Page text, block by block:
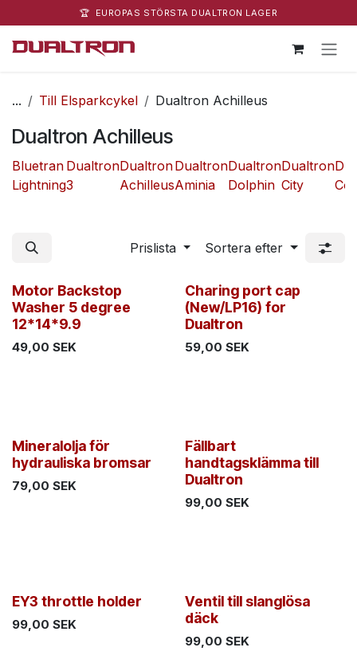
🏆 EUROPAS STÖRSTA DUALTRON LAGER
... Till Elsparkcykel Dualtron Achilleus
Dualtron Achilleus
Bluetran
Lightning
Dualtron
3
Dualtron
Achilleus
Dualtron
Aminia
Dualtron
Dolphin
Dualtron
City
Prislista Sortera efter
Motor Backstop
Washer 5 degree
12*14*9.9
49,00 SEK
Charing port cap
(New/LP16) for
Dualtron
59,00 SEK
Mineralolja för
hydrauliska bromsar
79,00 SEK
Fällbart
handtagsklämma till
Dualtron
99,00 SEK
EY3 throttle holder
99,00 SEK
Ventil till slanglösa
däck
99,00 SEK